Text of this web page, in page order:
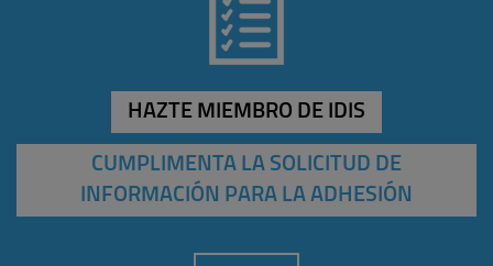
HAZTE MIEMBRO DE IDIS
CUMPLIMENTA LA SOLICITUD DE
INFORMACIÓN PARA LA ADHESIÓN